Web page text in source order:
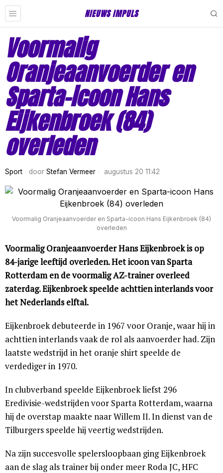
NIEUWS IMPULS
Voormalig
Oranjeaanvoerder en
Sparta-icoon Hans
Eijkenbroek (84)
overleden
Sport door Stefan Vermeer augustus 20 11:42
Voormalig Oranjeaanvoerder en Sparta-icoon Hans Eijkenbroek (84)
overleden
Voormalig Oranjeaanvoerder Hans Eijkenbroek is op
84-jarige leeftijd overleden. Het icoon van Sparta
Rotterdam en de voormalig AZ-trainer overleed
zaterdag. Eijkenbroek speelde achttien interlands voor
het Nederlands elftal.
Eijkenbroek debuteerde in 1967 voor Oranje, waar hij in
achttien interlands vaak de rol als aanvoerder had. Zijn
laatste wedstrijd in het oranje shirt speelde de
verdediger in 1970.
In clubverband speelde Eijkenbroek liefst 296
Eredivisie-wedstrijden voor Sparta Rotterdam, waarna
hij de overstap maakte naar Willem II. In dienst van de
Tilburgers speelde hij veertig wedstrijden.
Na zijn succesvolle spelersloopbaan ging Eijkenbroek
aan de slag als trainer bij onder meer Roda JC, HFC